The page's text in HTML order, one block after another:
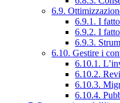
6.9.
6.9.1. I
6.9.2. I
6.9.3.
6.10. Gestire i
6.10.1.
6.10.2.
6.10.3.
6.10.4.